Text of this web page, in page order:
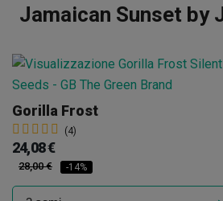
Jamaican Sunset by
Gorilla Frost
(4)
24,08 €
28,00 € -14%